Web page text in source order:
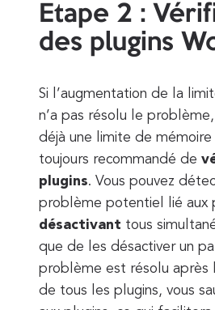
Etape 2 :
des plugins
Si l’augmentation de la
n’a pas résolu le problème,
déjà une limite de
toujours recommandé de
plugins. Vous pouvez
problème potentiel lié aux
désactivant tous
que de les désactiver un
problème est résolu après
de tous les plugins, vous